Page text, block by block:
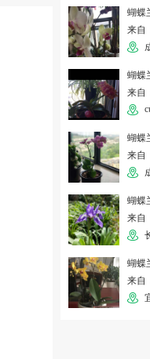
蝴蝶
来自
蝴蝶
来自
蝴蝶
来自
蝴蝶
来自
蝴蝶
来自